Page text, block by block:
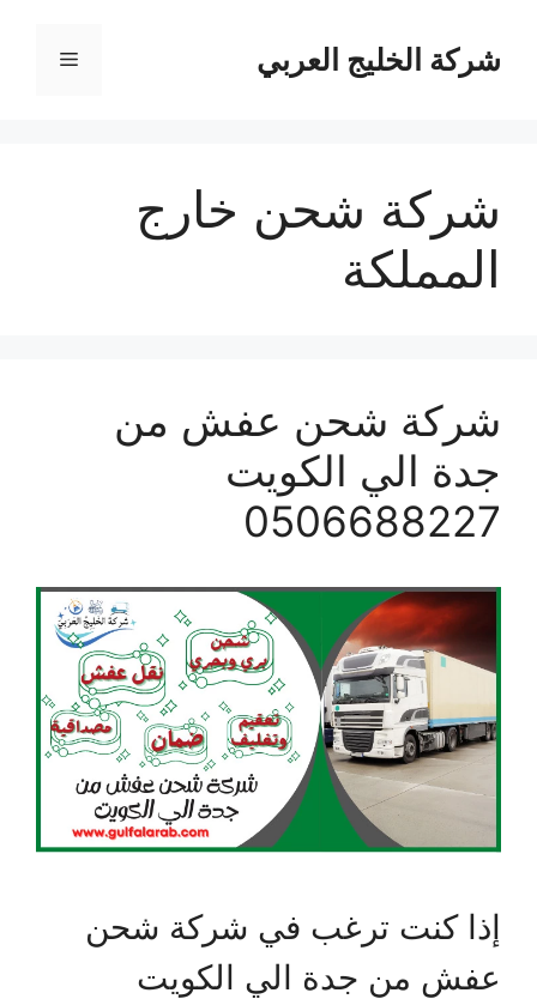
المحتوىشركة الخليج العربي القائمة
شركة شحن خارج
المملكة
شركة شحن عفش من
جدة الي الكويت
0506688227
إذا كنت ترغب في شركة شحن
عفش من جدة الي الكويت